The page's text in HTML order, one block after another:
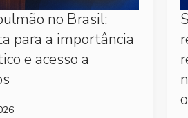
no Brasil:
para a importância
e acesso a